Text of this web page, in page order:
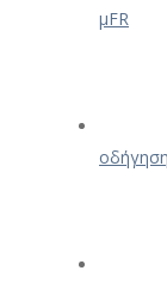
μFR